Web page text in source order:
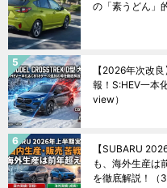
の「素うどん」
【2026年次改
報！S:HEV一本
view）
【SUBARU
も、海外生産は
を徹底解説！
（